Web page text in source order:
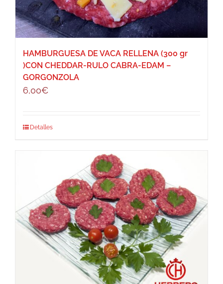
HAMBURGUESA DE VACA RELLENA (300 gr
)CON CHEDDAR-RULO CABRA-EDAM –
GORGONZOLA
6,00€
Detalles